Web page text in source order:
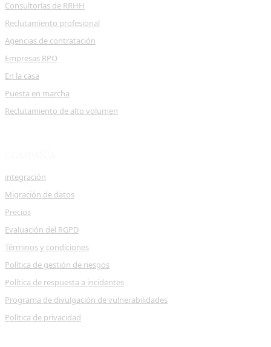
Consultorías de RRHH
Reclutamiento profesional
Agencias de contratación
Empresas RPO
En la casa
Puesta en marcha
Reclutamiento de alto volumen
integración
Migración de datos
Precios
Evaluación del RGPD
Términos y condiciones
Política de gestión de riesgos
Política de respuesta a incidentes
Programa de divulgación de vulnerabilidades
Política de privacidad